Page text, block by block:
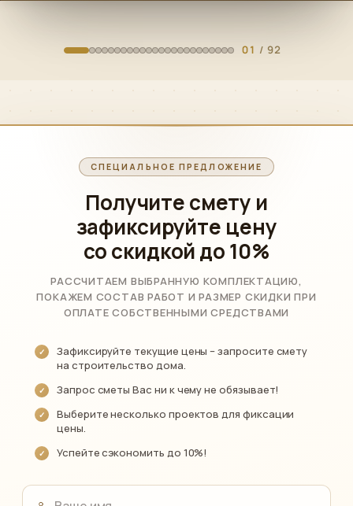
01 / 92
СПЕЦИАЛЬНОЕ ПРЕДЛОЖЕНИЕ
Получите смету и
зафиксируйте цену
со скидкой до 10%
РАССЧИТАЕМ ВЫБРАННУЮ КОМПЛЕКТАЦИЮ,
ПОКАЖЕМ СОСТАВ РАБОТ И РАЗМЕР СКИДКИ ПРИ
ОПЛАТЕ СОБСТВЕННЫМИ СРЕДСТВАМИ
Зафиксируйте текущие цены – запросите смету
на строительство дома.
Запрос сметы Вас ни к чему не обязывает!
Выберите несколько проектов для фиксации
цены.
Успейте сэкономить до 10%!